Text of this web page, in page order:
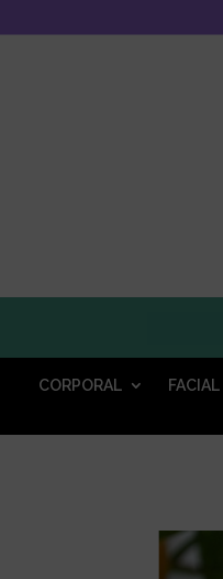
CORPORAL FACIAL